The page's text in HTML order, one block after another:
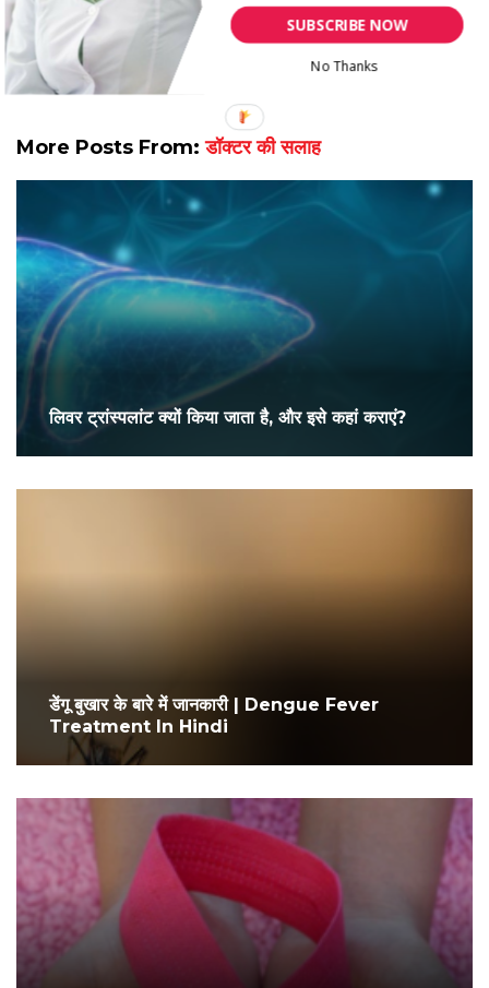
पीलिया रोग: कारण, लक्षण और घरेलू उपचार
More Posts From:डॉक्टर की सलाह
लिवर ट्रांस्पलांट क्यों किया जाता है, और इसे कहां कराएं?
डेंगू बुखार के बारे में जानकारी | Dengue Fever
Treatment In Hindi
SUBSCRIBE NOW
No Thanks